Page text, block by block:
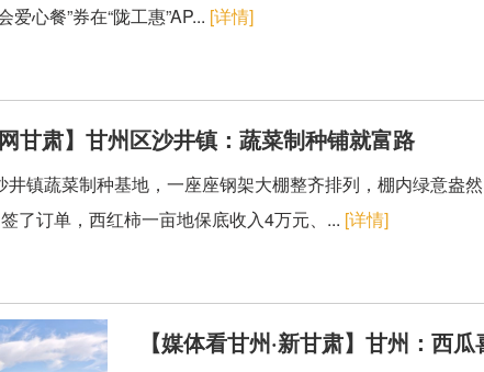
心餐”券在“陇工惠”AP... [详情]
网甘肃】甘州区沙井镇：蔬菜制种铺就富路
井镇蔬菜制种基地，一座座钢架大棚整齐排列，棚内绿意盎
了订单，西红柿一亩地保底收入4万元、... [详情]
【媒体看甘州·新甘肃】甘州：西